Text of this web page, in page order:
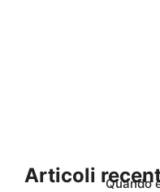
Articoli
Quando